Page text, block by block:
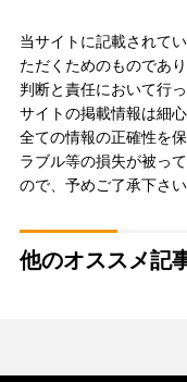
当サイトに記載されて
ただくためのものであ
判断と責任において行
サイトの掲載情報は細
全ての情報の正確性を
ラブル等の損失が被っ
ので、予めご了承下さい
他のオススメ記